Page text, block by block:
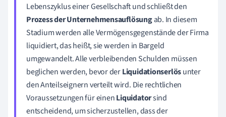
Lebenszyklus einer Gesellschaft und schließt den
Prozess der Unternehmensauflösungab. In diesem
Stadium werden alle Vermögensgegenstände der Firma
liquidiert, das heißt, sie werden in Bargeld
umgewandelt. Alle verbleibenden Schulden müssen
beglichen werden, bevor derLiquidationserlösunter
den Anteilseignern verteilt wird. Die rechtlichen
Voraussetzungen für einenLiquidatorsind
entscheidend, um sicherzustellen, dass der